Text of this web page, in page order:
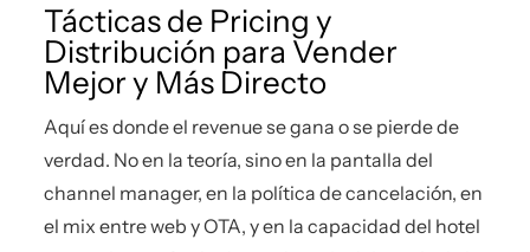
Tácticas de Pricing y
Distribución para Vender
Mejor y Más Directo
Aquí es donde el revenue se gana o se pierde de
verdad. No en la teoría, sino en la pantalla del
channel manager, en la política de cancelación, en
el mix entre web y OTA, y en la capacidad del hotel